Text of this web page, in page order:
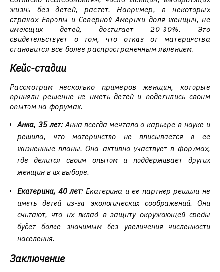
жизнь без детей, растет. Например, в некоторых
странах Европы и Северной Америки доля женщин, не
имеющих детей, достигает 20-30%. Это
свидетельствует о том, что отказ от материнства
становится все более распространенным явлением.
Кейс-стадии
Рассмотрим несколько примеров женщин, которые
приняли решение не иметь детей и поделились своим
опытом на форумах.
Анна, 35 лет:Анна всегда мечтала о карьере в науке и
решила, что материнство не вписывается в ее
жизненные планы. Она активно участвует в форумах,
где делится своим опытом и поддерживает других
женщин в их выборе.
Екатерина, 40 лет:Екатерина и ее партнер решили не
иметь детей из-за экологических соображений. Они
считают, что их вклад в защиту окружающей среды
будет более значимым без увеличения численности
населения.
Заключение